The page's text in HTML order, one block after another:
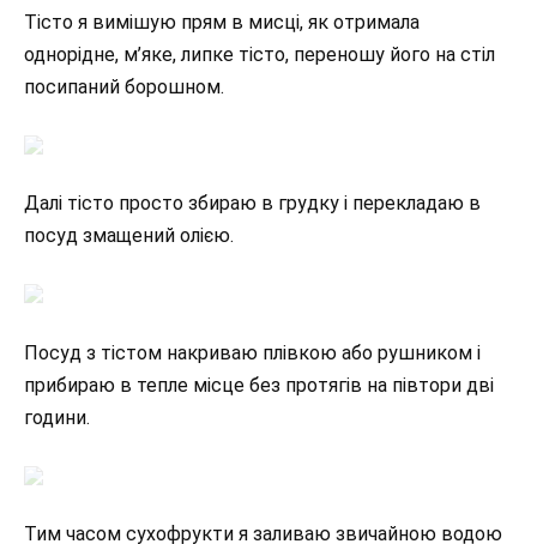
Тісто я вимішую прям в мисці, як отримала
однорідне, м’яке, липке тісто, переношу його на стіл
посипаний борошном.
Далі тісто просто збираю в грудку і перекладаю в
посуд змащений олією.
Посуд з тістом накриваю плівкою або рушником і
прибираю в тепле місце без протягів на півтори дві
години.
Тим часом сухофрукти я заливаю звичайною водою